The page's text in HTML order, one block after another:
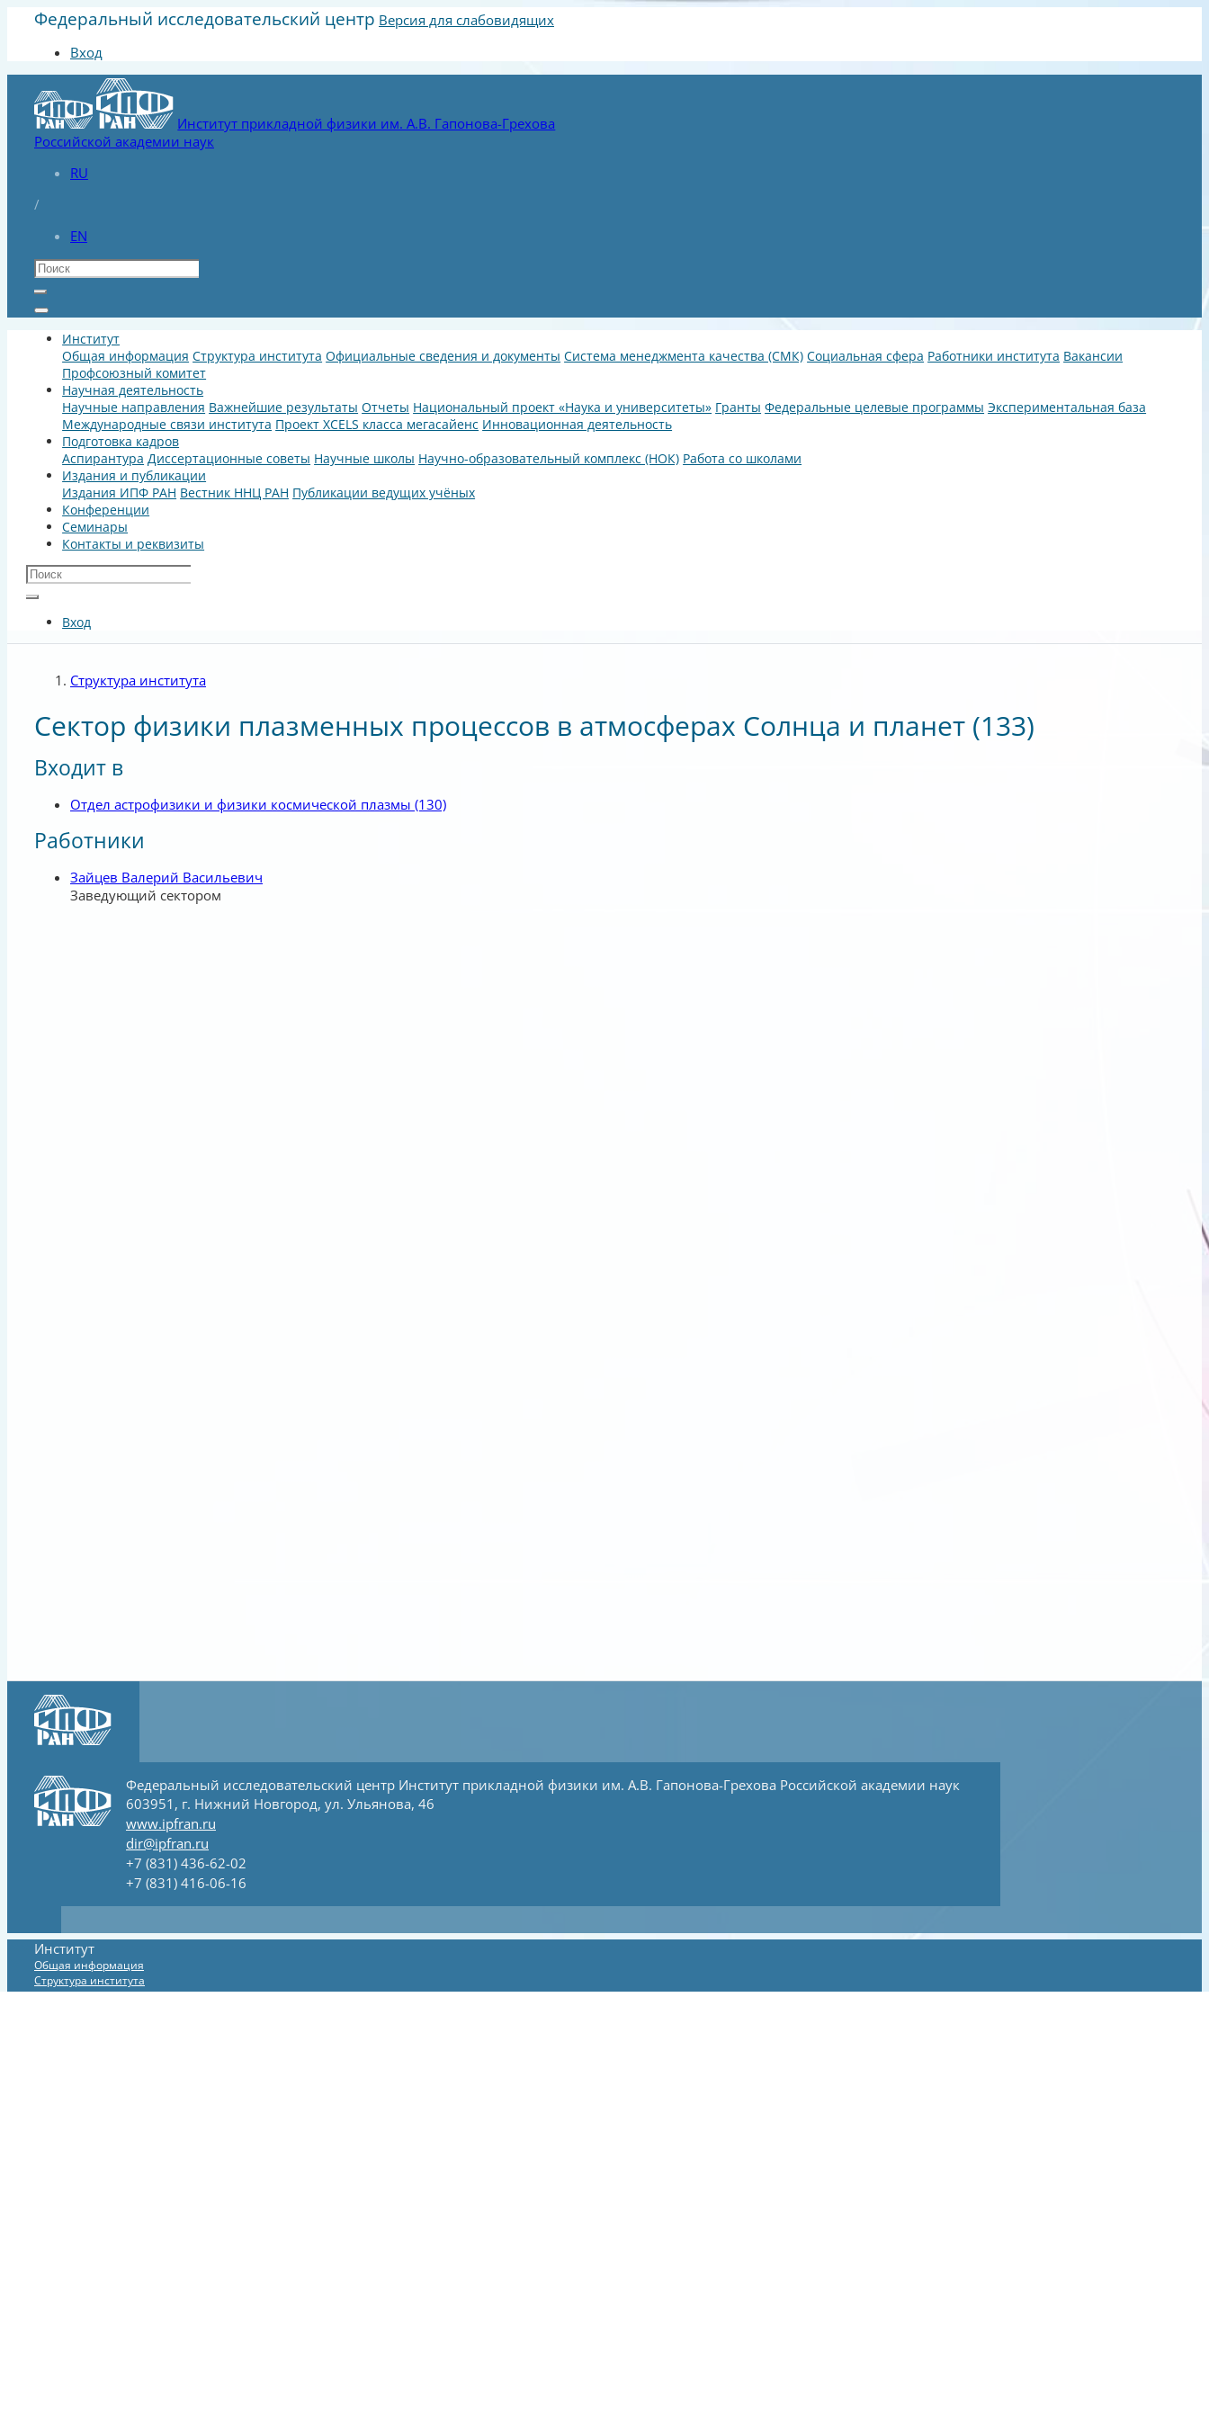
Федеральный исследовательский центр Версия для слабовидящих
Вход
Институт прикладной физики им. А.В. Гапонова-Грехова
Российской академии наук
RU
/
EN
Институт
Общая информация Структура института Официальные сведения и документы Система менеджмента качества (СМК) Социальная сфера Работники института Вакансии
Профсоюзный комитет
Научная деятельность
Научные направления Важнейшие результаты Отчеты Национальный проект «Наука и университеты» Гранты Федеральные целевые программы Экспериментальная база
Международные связи института Проект XCELS класса мегасайенс Инновационная деятельность
Подготовка кадров
Аспирантура Диссертационные советы Научные школы Научно-образовательный комплекс (НОК) Работа со школами
Издания и публикации
Издания ИПФ РАН Вестник ННЦ РАН Публикации ведущих учёных
Конференции
Семинары
Контакты и реквизиты
Вход
Структура института
Сектор физики плазменных процессов в атмосферах Солнца и планет (133)
Входит в
Отдел астрофизики и физики космической плазмы (130)
Работники
Зайцев Валерий Васильевич
Заведующий сектором
Федеральный исследовательский центр Институт прикладной физики им. А.В. Гапонова-Грехова Российской академии наук
603951, г. Нижний Новгород, ул. Ульянова, 46
www.ipfran.ru
dir@ipfran.ru
+7 (831) 436-62-02
+7 (831) 416-06-16
Институт
Общая информация
Структура института
Официальные сведения и документы